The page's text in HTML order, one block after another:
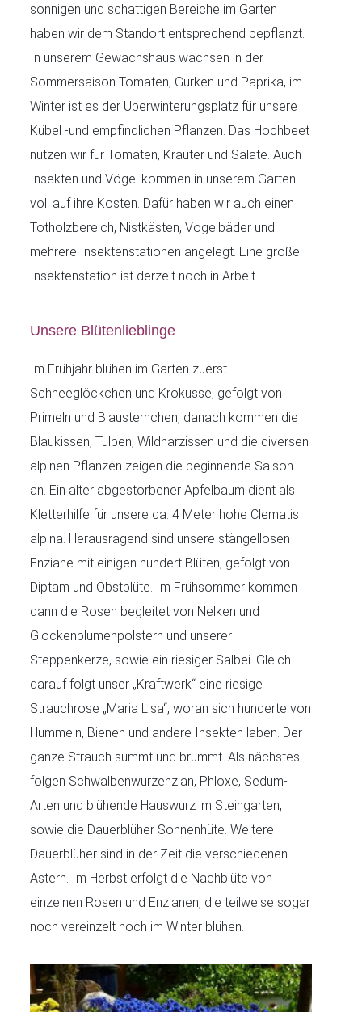
sonnigen und schattigen Bereiche im Garten
haben wir dem Standort entsprechend bepflanzt.
In unserem Gewächshaus wachsen in der
Sommersaison Tomaten, Gurken und Paprika, im
Winter ist es der Überwinterungsplatz für unsere
Kübel -und empfindlichen Pflanzen. Das Hochbeet
nutzen wir für Tomaten, Kräuter und Salate. Auch
Insekten und Vögel kommen in unserem Garten
voll auf ihre Kosten. Dafür haben wir auch einen
Totholzbereich, Nistkästen, Vogelbäder und
mehrere Insektenstationen angelegt. Eine große
Insektenstation ist derzeit noch in Arbeit.
Unsere Blütenlieblinge
Im Frühjahr blühen im Garten zuerst
Schneeglöckchen und Krokusse, gefolgt von
Primeln und Blausternchen, danach kommen die
Blaukissen, Tulpen, Wildnarzissen und die diversen
alpinen Pflanzen zeigen die beginnende Saison
an. Ein alter abgestorbener Apfelbaum dient als
Kletterhilfe für unsere ca. 4 Meter hohe Clematis
alpina. Herausragend sind unsere stängellosen
Enziane mit einigen hundert Blüten, gefolgt von
Diptam und Obstblüte. Im Frühsommer kommen
dann die Rosen begleitet von Nelken und
Glockenblumenpolstern und unserer
Steppenkerze, sowie ein riesiger Salbei. Gleich
darauf folgt unser „Kraftwerk“ eine riesige
Strauchrose „Maria Lisa“, woran sich hunderte von
Hummeln, Bienen und andere Insekten laben. Der
ganze Strauch summt und brummt. Als nächstes
folgen Schwalbenwurzenzian, Phloxe, Sedum-
Arten und blühende Hauswurz im Steingarten,
sowie die Dauerblüher Sonnenhüte. Weitere
Dauerblüher sind in der Zeit die verschiedenen
Astern. Im Herbst erfolgt die Nachblüte von
einzelnen Rosen und Enzianen, die teilweise sogar
noch vereinzelt noch im Winter blühen.